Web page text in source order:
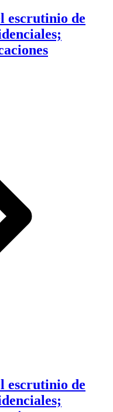
escrutinio de
escrutinio de